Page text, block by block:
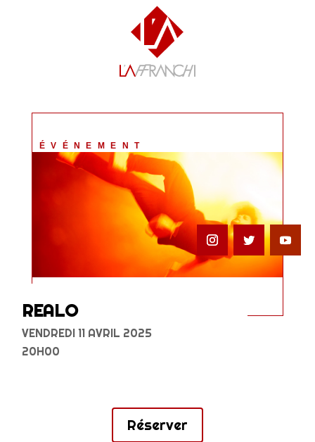
ÉVÉNEMENT
REALO
VENDREDI 11 AVRIL 2025
20H00
Réserver